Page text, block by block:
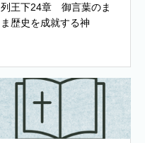
列王下24章 御言葉のま
ま歴史を成就する神